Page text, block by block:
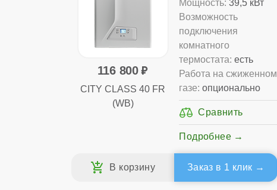
116 800
CITY CLASS 40 FR
(WB)
Мощность: 39,5 кВт
Возможность
подключения
комнатного
термостата: есть
Работа на сжиженном
газе: опционально
Подробнее
Заказ в 1 клик